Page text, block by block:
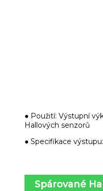
● Použití: Výstupní
Hallových senzorů
● Specifikace
Spárované